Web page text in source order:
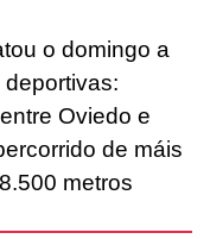
o domingo a
Oviedo e
de máis
metros